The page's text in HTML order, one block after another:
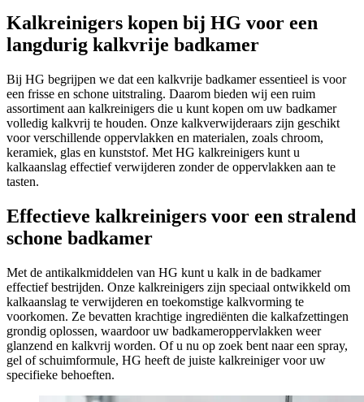
Kalkreinigers kopen bij HG voor een
langdurig kalkvrije badkamer
Bij HG begrijpen we dat een kalkvrije badkamer essentieel is voor
een frisse en schone uitstraling. Daarom bieden wij een ruim
assortiment aan kalkreinigers die u kunt kopen om uw badkamer
volledig kalkvrij te houden. Onze kalkverwijderaars zijn geschikt
voor verschillende oppervlakken en materialen, zoals chroom,
keramiek, glas en kunststof. Met HG kalkreinigers kunt u
kalkaanslag effectief verwijderen zonder de oppervlakken aan te
tasten.
Effectieve kalkreinigers voor een stralend
schone badkamer
Met de antikalkmiddelen van HG kunt u kalk in de badkamer
effectief bestrijden. Onze kalkreinigers zijn speciaal ontwikkeld om
kalkaanslag te verwijderen en toekomstige kalkvorming te
voorkomen. Ze bevatten krachtige ingrediënten die kalkafzettingen
grondig oplossen, waardoor uw badkameroppervlakken weer
glanzend en kalkvrij worden. Of u nu op zoek bent naar een spray,
gel of schuimformule, HG heeft de juiste kalkreiniger voor uw
specifieke behoeften.